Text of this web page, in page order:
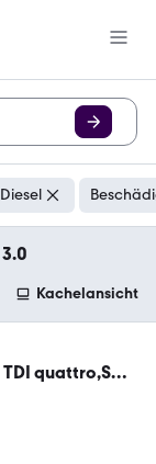
Diesel
Kachelansicht
TDI quattro,S